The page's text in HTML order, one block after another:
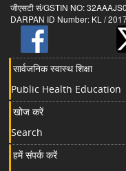
जीएसटी सं/GSTIN NO:
DARPAN ID Number: KL /
सार्वजनिक स्वास्थ शिक्षा
Public Health Education
खोज करें
Search
हमें संपर्क करें